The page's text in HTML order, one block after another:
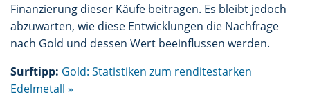
Finanzierung dieser Käufe beitragen. Es bleibt jedoch
abzuwarten, wie diese Entwicklungen die Nachfrage
nach Gold und dessen Wert beeinflussen werden.
Surftipp: Gold: Statistiken zum renditestarken
Edelmetall »